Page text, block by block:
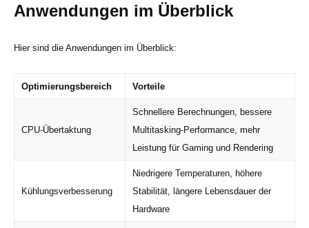
Anwendungen im Überblick
Hier sind die Anwendungen im Überblick:
Optimierungsbereich Vorteile
CPU-Übertaktung
Schnellere Berechnungen, bessere
Multitasking-Performance, mehr
Leistung für Gaming und Rendering
Kühlungsverbesserung
Niedrigere Temperaturen, höhere
Stabilität, längere Lebensdauer der
Hardware